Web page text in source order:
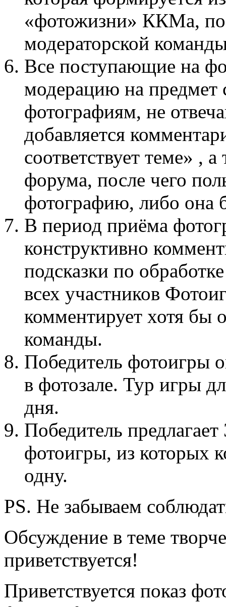
«фотожизни» ККМа,
модераторской
Все поступающие на
модерацию на предмет
фотографиям, не
добавляется
соответствует теме» ,
форума, после чего
фотографию, либо она
В период приёма
конструктивно
подсказки по
всех участников
комментирует хотя бы
команды.
Победитель фотоигры
в фотозале. Тур игры
дня.
Победитель
фотоигры, из которых
одну.
PS. Не забываем
Обсуждение в теме
приветствуется!
Приветствуется показ